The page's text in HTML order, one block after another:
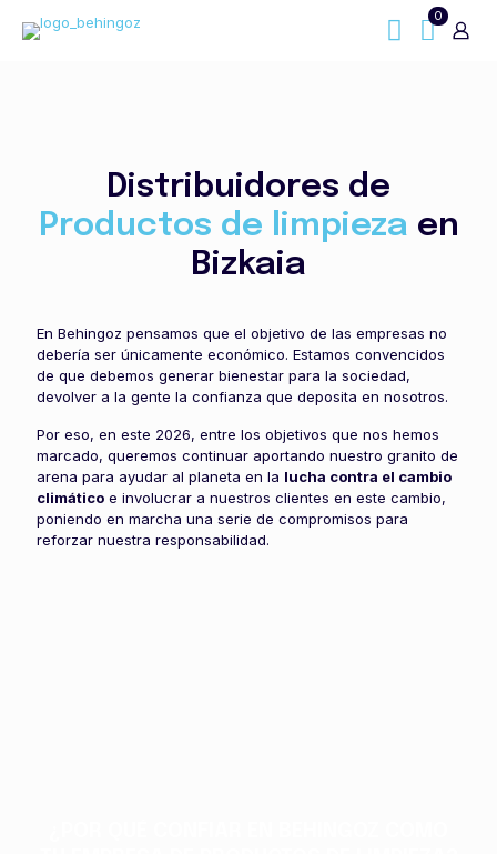
0
Distribuidores de
Productos de limpieza en
Bizkaia
En Behingoz pensamos que el objetivo de las empresas no
debería ser únicamente económico. Estamos convencidos
de que debemos generar bienestar para la sociedad,
devolver a la gente la confianza que deposita en nosotros.
Por eso, en este 2026, entre los objetivos que nos hemos
marcado, queremos continuar aportando nuestro granito de
arena para ayudar al planeta en la lucha contra el cambio
climático e involucrar a nuestros clientes en este cambio,
poniendo en marcha una serie de compromisos para
reforzar nuestra responsabilidad.